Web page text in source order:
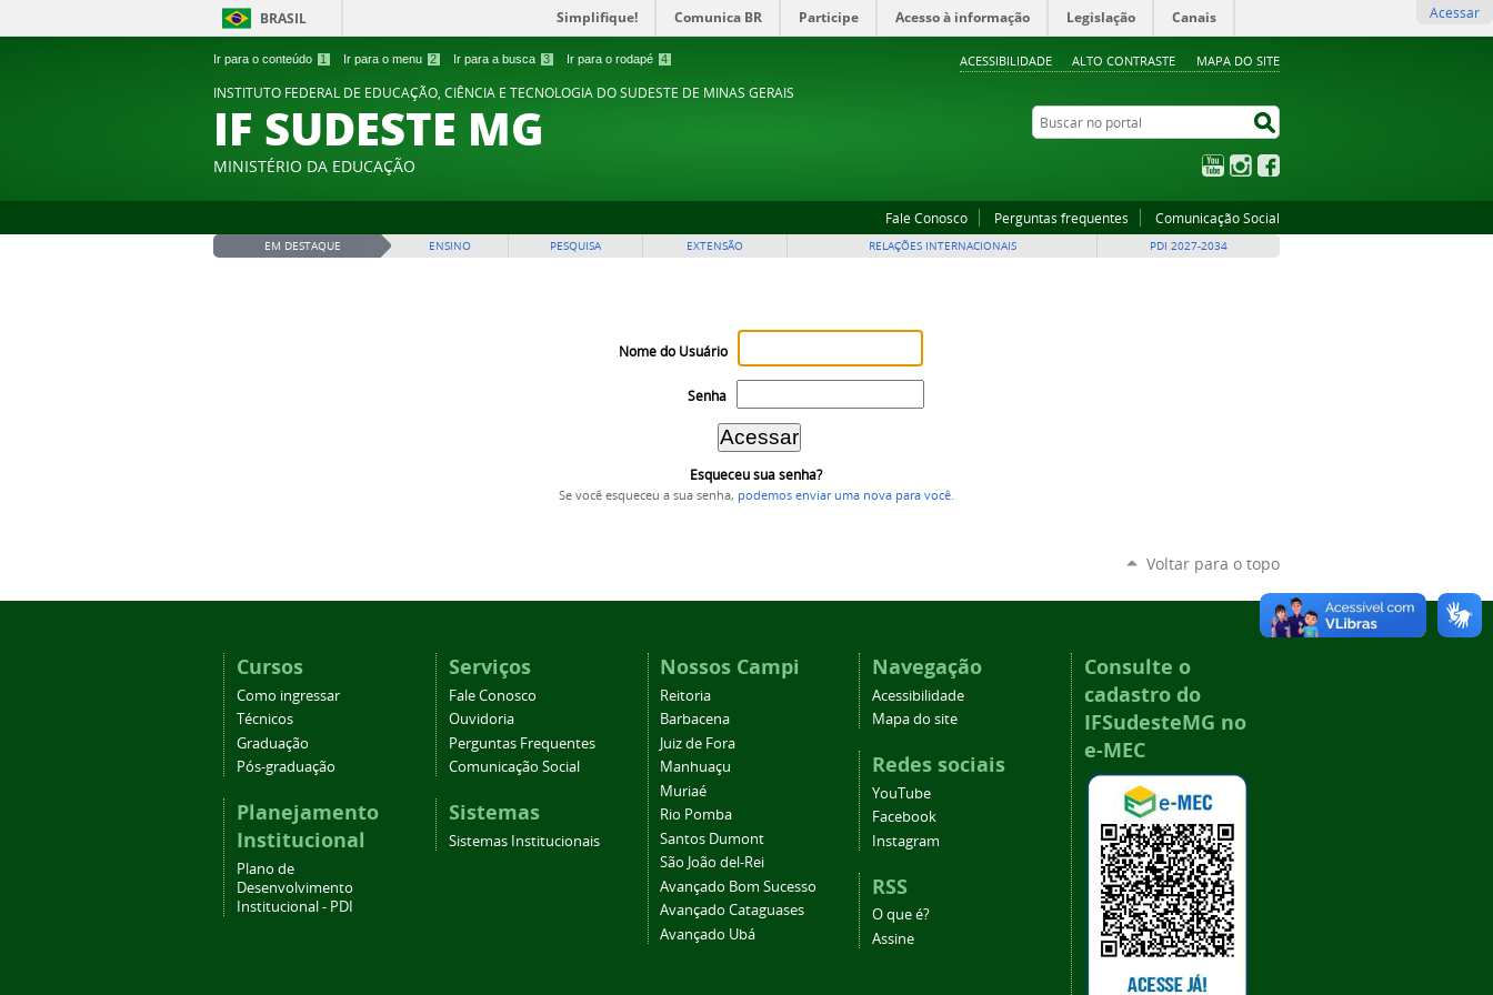
Ir para o conteúdo 1 Ir para o menu 2 Ir para a busca 3 Ir para o rodapé 4 ACESSIBILIDADE ALTO CONTRASTE MAPA DO SITE
BRASIL Simplifique! Comunica BR Participe Acesso à informação Legislação Canais Acessar
INSTITUTO FEDERAL DE EDUCAÇÃO, CIÊNCIA E TECNOLOGIA DO SUDESTE DE MINAS GERAIS
IF SUDESTE MG
MINISTÉRIO DA EDUCAÇÃO
Buscar no portal
YouTubeInstagram
Fale Conosco Perguntas frequentes Comunicação Social
EM DESTAQUE ENSINO PESQUISA EXTENSÃO RELAÇÕES INTERNACIONAIS PDI 2027-2034
Nome do Usuário
Senha
Esqueceu sua senha?
Se você esqueceu a sua senha, podemos enviar uma nova para você.
Voltar para o topo
Cursos
Como ingressar
Técnicos
Graduação
Pós-graduação
Planejamento
Institucional
Plano de
Desenvolvimento
Institucional - PDI
Serviços
Fale Conosco
Ouvidoria
Perguntas Frequentes
Comunicação Social
Sistemas
Sistemas Institucionais
Nossos Campi
Reitoria
Barbacena
Juiz de Fora
Manhuaçu
Muriaé
Rio Pomba
Santos Dumont
São João del-Rei
Avançado Bom Sucesso
Avançado Cataguases
Avançado Ubá
Navegação
Acessibilidade
Mapa do site
Redes sociais
YouTube
Facebook
Instagram
RSS
O que é?
Assine
Consulte o
cadastro do
IFSudesteMG no
e-MEC